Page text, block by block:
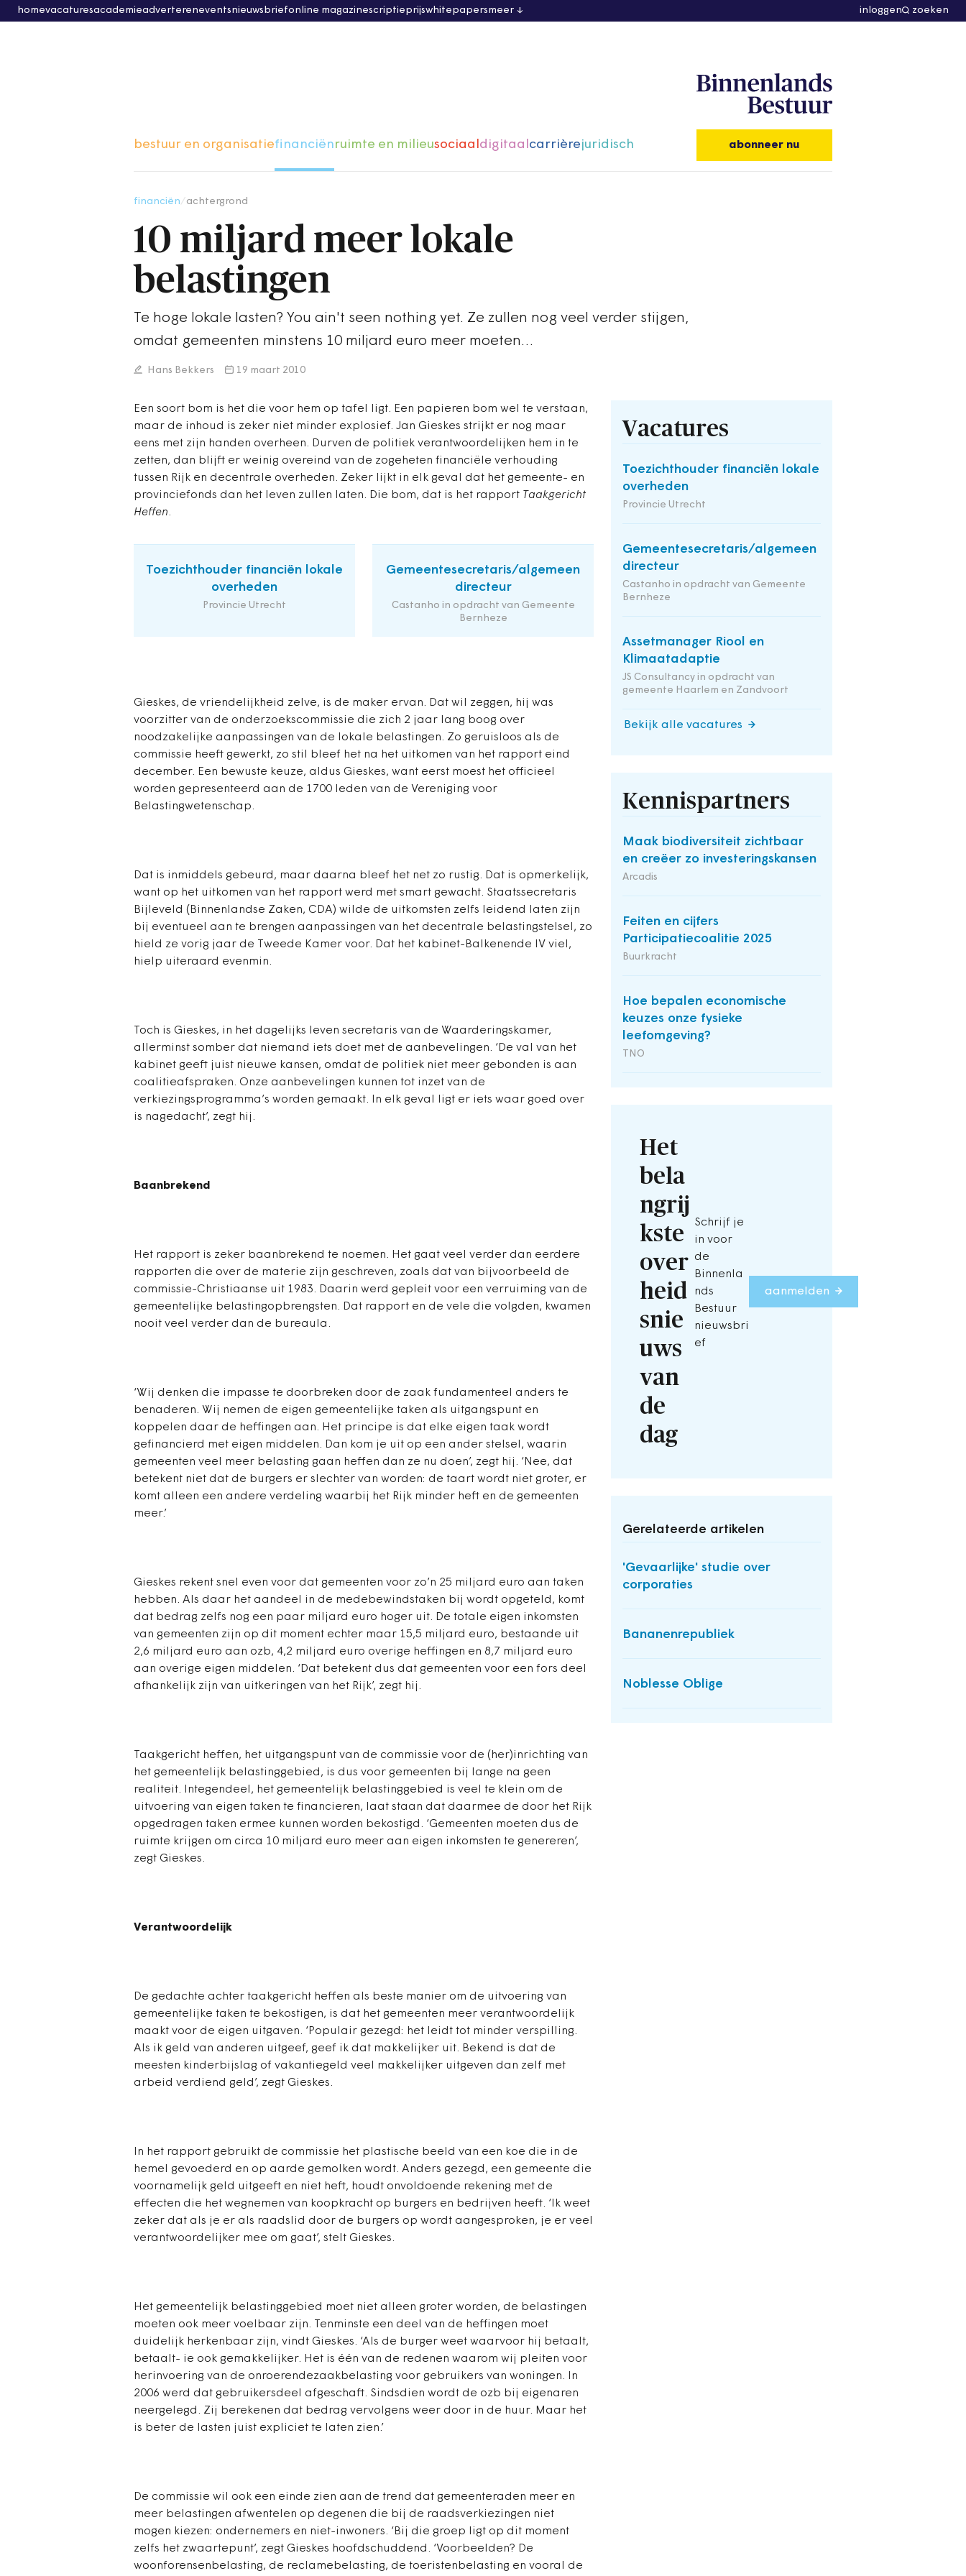
homevacaturesacademieadvertereneventsnieuwsbriefonline magazinescriptieprijswhitepapersmeer inloggen zoeken
bestuur en organisatiefinanciënruimte en milieusociaaldigitaalcarrièrejuridisch abonneer nu
financiën achtergrond
10 miljard meer lokale
belastingen
Te hoge lokale lasten? You ain't seen nothing yet. Ze zullen nog veel verder stijgen,
omdat gemeenten minstens 10 miljard euro meer moeten…
Hans Bekkers 19 maart 2010
Een soort bom is het die voor hem op tafel ligt. Een papieren bom wel te verstaan,
maar de inhoud is zeker niet minder explosief. Jan Gieskes strijkt er nog maar
eens met zijn handen overheen. Durven de politiek verantwoordelijken hem in te
zetten, dan blijft er weinig overeind van de zogeheten financiële verhouding
tussen Rijk en decentrale overheden. Zeker lijkt in elk geval dat het gemeente- en
provinciefonds dan het leven zullen laten. Die bom, dat is het rapport Taakgericht
Heffen.
Toezichthouder financiën lokale
overheden
Provincie Utrecht
Gemeentesecretaris/algemeen
directeur
Castanho in opdracht van Gemeente
Bernheze
Vacatures
Toezichthouder financiën lokale
overheden
Provincie Utrecht
Gemeentesecretaris/algemeen
directeur
Castanho in opdracht van Gemeente
Bernheze
Assetmanager Riool en
Klimaatadaptie
JS Consultancy in opdracht van
gemeente Haarlem en Zandvoort
Bekijk alle vacatures
Kennispartners
Maak biodiversiteit zichtbaar
en creëer zo investeringskansen
Arcadis
Feiten en cijfers
Participatiecoalitie 2025
Buurkracht
Hoe bepalen economische
keuzes onze fysieke
leefomgeving?
TNO
Het
bela
ngrij
kste
over
heid
snie
uws
van
de
dag
Schrijf je
in voor
de
Binnenla
nds
Bestuur
nieuwsbri
ef
aanmelden
Gerelateerde artikelen
'Gevaarlijke' studie over
corporaties
Bananenrepubliek
Noblesse Oblige
Gieskes, de vriendelijkheid zelve, is de maker ervan. Dat wil zeggen, hij was
voorzitter van de onderzoekscommissie die zich 2 jaar lang boog over
noodzakelijke aanpassingen van de lokale belastingen. Zo geruisloos als de
commissie heeft gewerkt, zo stil bleef het na het uitkomen van het rapport eind
december. Een bewuste keuze, aldus Gieskes, want eerst moest het officieel
worden gepresenteerd aan de 1700 leden van de Vereniging voor
Belastingwetenschap.
Dat is inmiddels gebeurd, maar daarna bleef het net zo rustig. Dat is opmerkelijk,
want op het uitkomen van het rapport werd met smart gewacht. Staatssecretaris
Bijleveld (Binnenlandse Zaken, CDA) wilde de uitkomsten zelfs leidend laten zijn
bij eventueel aan te brengen aanpassingen van het decentrale belastingstelsel, zo
hield ze vorig jaar de Tweede Kamer voor. Dat het kabinet-Balkenende IV viel,
hielp uiteraard evenmin.
Toch is Gieskes, in het dagelijks leven secretaris van de Waarderingskamer,
allerminst somber dat niemand iets doet met de aanbevelingen. ‘De val van het
kabinet geeft juist nieuwe kansen, omdat de politiek niet meer gebonden is aan
coalitieafspraken. Onze aanbevelingen kunnen tot inzet van de
verkiezingsprogramma’s worden gemaakt. In elk geval ligt er iets waar goed over
is nagedacht’, zegt hij.
Baanbrekend
Het rapport is zeker baanbrekend te noemen. Het gaat veel verder dan eerdere
rapporten die over de materie zijn geschreven, zoals dat van bijvoorbeeld de
commissie-Christiaanse uit 1983. Daarin werd gepleit voor een verruiming van de
gemeentelijke belastingopbrengsten. Dat rapport en de vele die volgden, kwamen
nooit veel verder dan de bureaula.
‘Wij denken die impasse te doorbreken door de zaak fundamenteel anders te
benaderen. Wij nemen de eigen gemeentelijke taken als uitgangspunt en
koppelen daar de heffingen aan. Het principe is dat elke eigen taak wordt
gefinancierd met eigen middelen. Dan kom je uit op een ander stelsel, waarin
gemeenten veel meer belasting gaan heffen dan ze nu doen’, zegt hij. ‘Nee, dat
betekent niet dat de burgers er slechter van worden: de taart wordt niet groter, er
komt alleen een andere verdeling waarbij het Rijk minder heft en de gemeenten
meer.’
Gieskes rekent snel even voor dat gemeenten voor zo’n 25 miljard euro aan taken
hebben. Als daar het aandeel in de medebewindstaken bij wordt opgeteld, komt
dat bedrag zelfs nog een paar miljard euro hoger uit. De totale eigen inkomsten
van gemeenten zijn op dit moment echter maar 15,5 miljard euro, bestaande uit
2,6 miljard euro aan ozb, 4,2 miljard euro overige heffingen en 8,7 miljard euro
aan overige eigen middelen. ‘Dat betekent dus dat gemeenten voor een fors deel
afhankelijk zijn van uitkeringen van het Rijk’, zegt hij.
Taakgericht heffen, het uitgangspunt van de commissie voor de (her)inrichting van
het gemeentelijk belastinggebied, is dus voor gemeenten bij lange na geen
realiteit. Integendeel, het gemeentelijk belastinggebied is veel te klein om de
uitvoering van eigen taken te financieren, laat staan dat daarmee de door het Rijk
opgedragen taken ermee kunnen worden bekostigd. ‘Gemeenten moeten dus de
ruimte krijgen om circa 10 miljard euro meer aan eigen inkomsten te genereren’,
zegt Gieskes.
Verantwoordelijk
De gedachte achter taakgericht heffen als beste manier om de uitvoering van
gemeentelijke taken te bekostigen, is dat het gemeenten meer verantwoordelijk
maakt voor de eigen uitgaven. ‘Populair gezegd: het leidt tot minder verspilling.
Als ik geld van anderen uitgeef, geef ik dat makkelijker uit. Bekend is dat de
meesten kinderbijslag of vakantiegeld veel makkelijker uitgeven dan zelf met
arbeid verdiend geld’, zegt Gieskes.
In het rapport gebruikt de commissie het plastische beeld van een koe die in de
hemel gevoederd en op aarde gemolken wordt. Anders gezegd, een gemeente die
voornamelijk geld uitgeeft en niet heft, houdt onvoldoende rekening met de
effecten die het wegnemen van koopkracht op burgers en bedrijven heeft. ‘Ik weet
zeker dat als je er als raadslid door de burgers op wordt aangesproken, je er veel
verantwoordelijker mee om gaat’, stelt Gieskes.
Het gemeentelijk belastinggebied moet niet alleen groter worden, de belastingen
moeten ook meer voelbaar zijn. Tenminste een deel van de heffingen moet
duidelijk herkenbaar zijn, vindt Gieskes. ‘Als de burger weet waarvoor hij betaalt,
betaalt- ie ook gemakkelijker. Het is één van de redenen waarom wij pleiten voor
herinvoering van de onroerendezaakbelasting voor gebruikers van woningen. In
2006 werd dat gebruikersdeel afgeschaft. Sindsdien wordt de ozb bij eigenaren
neergelegd. Zij berekenen dat bedrag vervolgens weer door in de huur. Maar het
is beter de lasten juist expliciet te laten zien.’
De commissie wil ook een einde zien aan de trend dat gemeenteraden meer en
meer belastingen afwentelen op degenen die bij de raadsverkiezingen niet
mogen kiezen: ondernemers en niet-inwoners. ‘Bij die groep ligt op dit moment
zelfs het zwaartepunt’, zegt Gieskes hoofdschuddend. ‘Voorbeelden? De
woonforensenbelasting, de reclamebelasting, de toeristenbelasting en vooral de